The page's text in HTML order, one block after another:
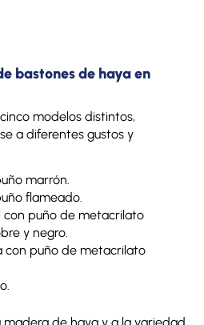
bastones de haya en
modelos distintos,
a diferentes gustos y
marrón.
flameado.
con puño de metacrilato
y negro.
con puño de metacrilato
madera de haya y a la variedad